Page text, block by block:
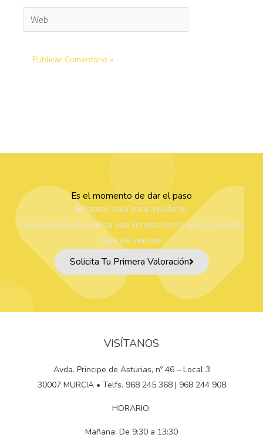
Web
Es el momento de dar el paso
Estamos aquí para ayudarte.
Da el primer paso hacia una sonrisa con la que te sientas
bien de verdad.
Solicita Tu Primera Valoración
VISÍTANOS
Avda. Principe de Asturias, nº 46 – Local 3
30007 MURCIA • Telfs. 968 245 368 | 968 244 908
HORARIO:
Mañana: De 9:30 a 13:30